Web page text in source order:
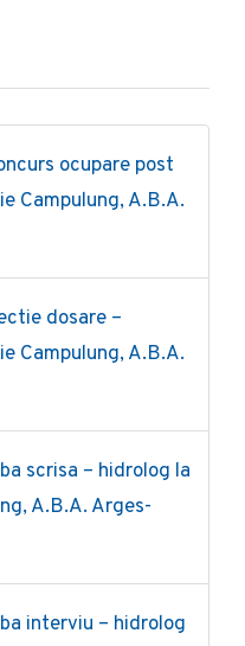
ocupare post
Campulung, A.B.A.
dosare –
Campulung, A.B.A.
scrisa – hidrolog la
A.B.A. Arges-
interviu – hidrolog